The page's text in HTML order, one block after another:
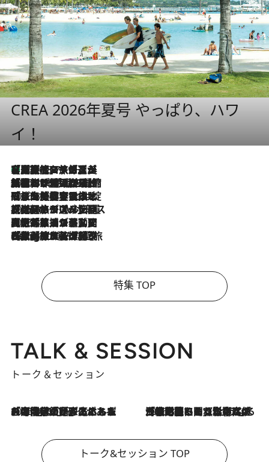
CREA 2026年夏号 やっぱり、ハワ
イ！
2026.8.7
【厳選旅コスメ】「多機能アイテムがメイン！」旅好き美容エディターが選んだ夏旅ベストコスメを発表【Mサイズジップ】
2026.8.6
「荷物が増えるほど旅ストレスは増す」美容ジャーナリストがたどり着いた最終結論。“化粧品を劇的に減らす”感動の凝縮美容とは
2026.8.6
「旅先には金髪ウィッグを持参」日本と同じメイクでは損してる!? 美容ジャーナリストが提案する“掟破りの旅美容”とは
2026.8.6
【厳選旅コスメ】「身軽さ＆UV対策重視！」ヘアアーティストshucoが選んだ夏旅ベストコスメを発表【Mサイズジップ】
2026.8.5
【厳選旅コスメ】国内をあちこち移動する河井菜摘が選んだ夏旅ベストコスメ発表！「リラックスアイテムはマスト」【Mサイズジップ】
2026.8.4
【厳選旅コスメ】「紫外線＆乾燥対策しながらメイク感も！」ヘア＆メイクGeorgeが選んだ夏旅ベストコスメを発表！【Mサイズジップ】
特集 TOP
TALK & SESSION
トーク＆セッション
2026.8.3
「今後値上げがあるとすれば…」「リスクがあるのは今年の冬」エネルギー専門家が語る、ホルムズ海峡封鎖が家庭にもたらす“ある心配” 2026.8.3
「住宅建てられない…」「サーチャージ料の高値が続いている」ホルムズ海峡封鎖による影響はいつまで続く？《エネルギー専門家に聞く“どうなる日本の暮らし”》
トーク&セッション TOP